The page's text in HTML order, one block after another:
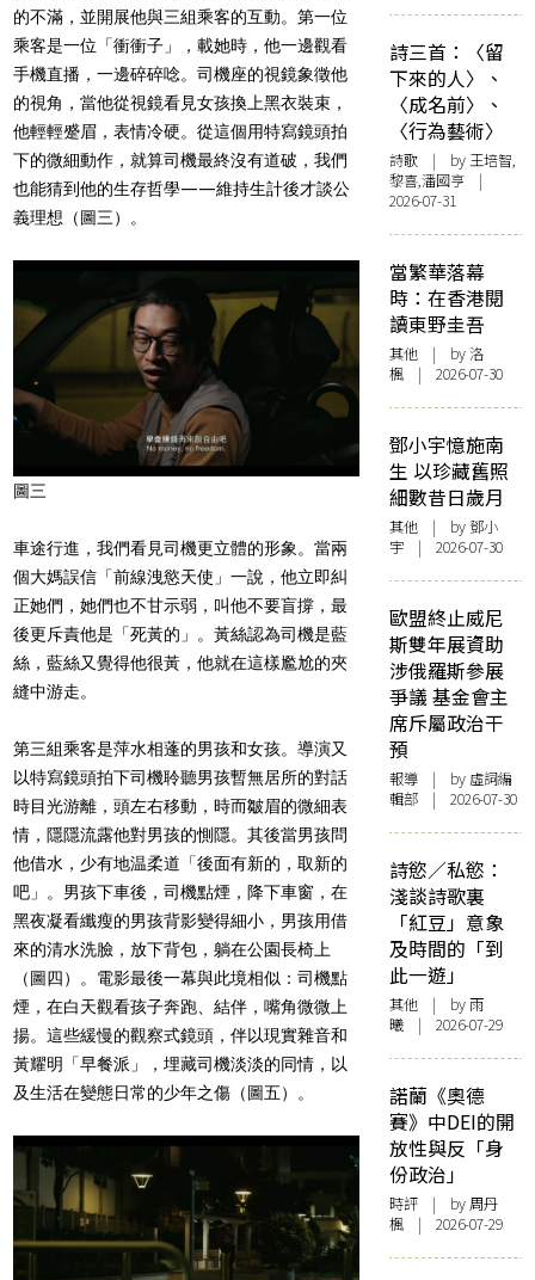
的不滿，並開展他與三組乘客的互動。第一位
乘客是一位「衝衝子」，載她時，他一邊觀看
手機直播，一邊碎碎唸。司機座的視鏡象徵他
的視角，當他從視鏡看見女孩換上黑衣裝束，
他輕輕蹙眉，表情冷硬。從這個用特寫鏡頭拍
下的微細動作，就算司機最終沒有道破，我們
也能猜到他的生存哲學——維持生計後才談公
義理想 （圖三） 。
圖三
車途行進，我們看見司機更立體的形象。當兩
個大媽誤信「前線洩慾天使」一說，他立即糾
正她們，她們也不甘示弱，叫他不要盲撐，最
後更斥責他是「死黃的」。黃絲認為司機是藍
絲，藍絲又覺得他很黃，他就在這樣尷尬的夾
縫中游走。
第三組乘客是萍水相蓬的男孩和女孩。導演又
以特寫鏡頭拍下司機聆聽男孩暫無居所的對話
時目光游離，頭左右移動，時而皺眉的微細表
情，隱隱流露他對男孩的惻隱。其後當男孩問
他借水，少有地温柔道「後面有新的，取新的
吧」。男孩下車後，司機點煙，降下車窗，在
黑夜凝看纖瘦的男孩背影變得細小，男孩用借
來的清水洗臉，放下背包，躺在公園長椅上
（圖四） 。電影最後一幕與此境相似：司機點
煙，在白天觀看孩子奔跑、結伴，嘴角微微上
揚。這些緩慢的觀察式鏡頭，伴以現實雜音和
黃耀明「早餐派」，埋藏司機淡淡的同情，以
及生活在變態日常的少年之傷 （圖五） 。
詩三首：〈留
下來的人〉、
〈成名前〉、
〈行為藝術〉
詩歌 | by 王培智,
黎喜,潘國亨 |
2026-07-31
當繁華落幕
時：在香港閱
讀東野圭吾
其他 | by洛
楓 | 2026-07-30
鄧小宇憶施南
生 以珍藏舊照
細數昔日歲月
其他 | by 鄧小
宇 | 2026-07-30
歐盟終止威尼
斯雙年展資助
涉俄羅斯參展
爭議 基金會主
席斥屬政治干
預
報導 | by 虛詞編
輯部 | 2026-07-30
詩慾／私慾：
淺談詩歌裏
「紅豆」意象
及時間的「到
此一遊」
其他 | by 雨
曦 | 2026-07-29
諾蘭《奧德
賽》中DEI的開
放性與反「身
份政治」
時評 | by周丹
楓 | 2026-07-29